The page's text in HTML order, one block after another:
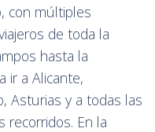
con múltiples
de toda la
hasta la
ir a Alicante,
Asturias y a todas las
recorridos. En la